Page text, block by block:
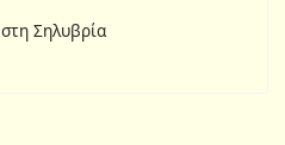
στη Σηλυβρία